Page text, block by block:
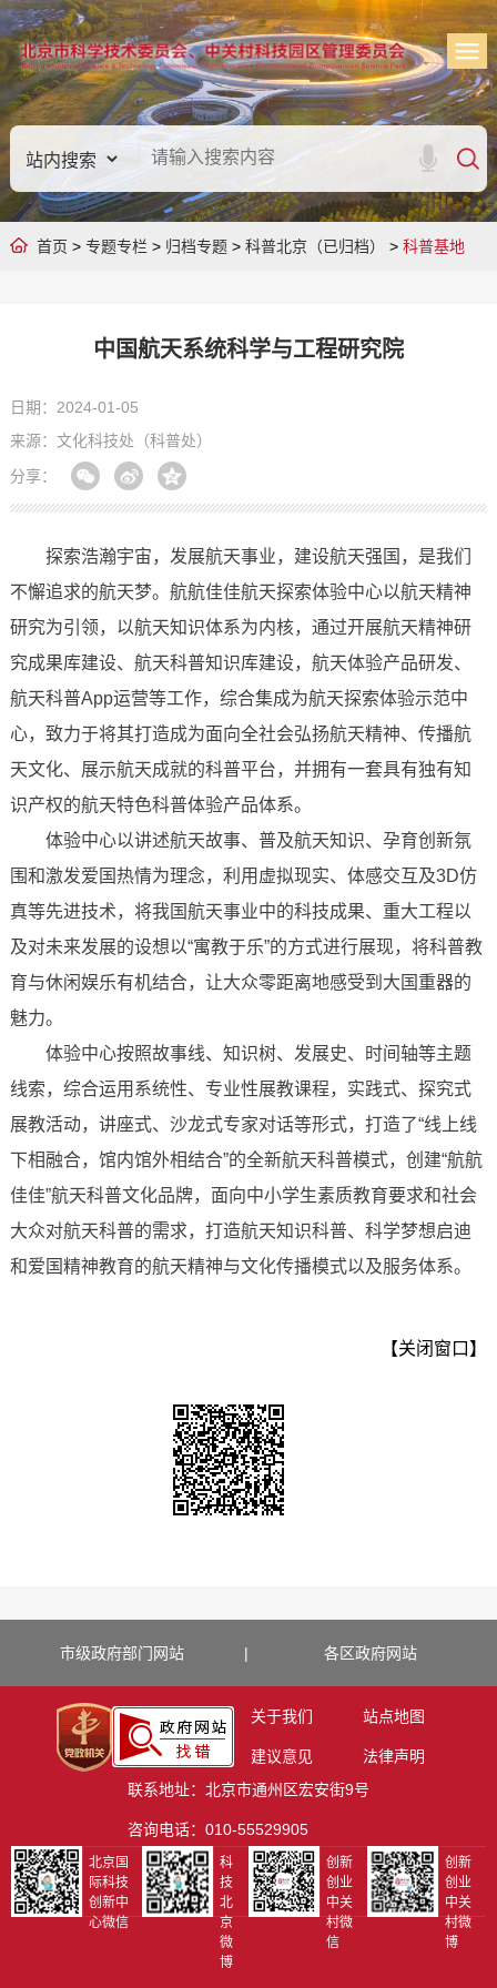
首页 > 专题专栏 > 归档专题> 科普北京（已归档） > 科普基地
中国航天系统科学与工程研究院
日期：2024-01-05
来源：文化科技处（科普处）
分享：
探索浩瀚宇宙，发展航天事业，建设航天强国，是我们
不懈追求的航天梦。航航佳佳航天探索体验中心以航天精神
研究为引领，以航天知识体系为内核，通过开展航天精神研
究成果库建设、航天科普知识库建设，航天体验产品研发、
航天科普App运营等工作，综合集成为航天探索体验示范中
心，致力于将其打造成为面向全社会弘扬航天精神、传播航
天文化、展示航天成就的科普平台，并拥有一套具有独有知
识产权的航天特色科普体验产品体系。
体验中心以讲述航天故事、普及航天知识、孕育创新氛
围和激发爱国热情为理念，利用虚拟现实、体感交互及3D仿
真等先进技术，将我国航天事业中的科技成果、重大工程以
及对未来发展的设想以“寓教于乐”的方式进行展现，将科普教
育与休闲娱乐有机结合，让大众零距离地感受到大国重器的
魅力。
体验中心按照故事线、知识树、发展史、时间轴等主题
线索，综合运用系统性、专业性展教课程，实践式、探究式
展教活动，讲座式、沙龙式专家对话等形式，打造了“线上线
下相融合，馆内馆外相结合”的全新航天科普模式，创建“航航
佳佳”航天科普文化品牌，面向中小学生素质教育要求和社会
大众对航天科普的需求，打造航天知识科普、科学梦想启迪
和爱国精神教育的航天精神与文化传播模式以及服务体系。
【关闭窗口】
市级政府部门网站 | 各区政府网站
关于我们 站点地图
建议意见
法律声明
联系地址：北京市通州区宏安街9号
咨询电话：010-55529905
北京国
际科技
创新中
心微信
科
技
北
京
微
博
创新
创业
中关
村微
信
创新
创业
中关
村微
博